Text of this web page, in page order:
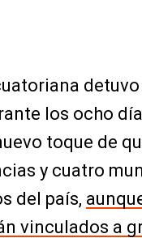
detuvo
los ocho
toque de
y cuatro
del país,
vinculados a